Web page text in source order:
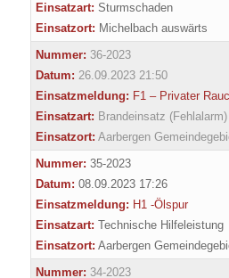
Einsatzart: Sturmschaden
Einsatzort: Michelbach auswärts
Nummer: 36-2023
Datum: 26.09.2023 21:50
Einsatzmeldung: F1 – Privater
Einsatzart: Brandeinsatz (Fehlalarm)
Einsatzort: Aarbergen
Nummer: 35-2023
Datum: 08.09.2023 17:26
Einsatzmeldung: H1 -Ölspur
Einsatzart: Technische Hilfeleistung
Einsatzort: Aarbergen
Nummer: 34-2023